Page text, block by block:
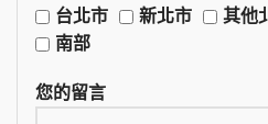
台北市
新北市 其他
南部
您的留言